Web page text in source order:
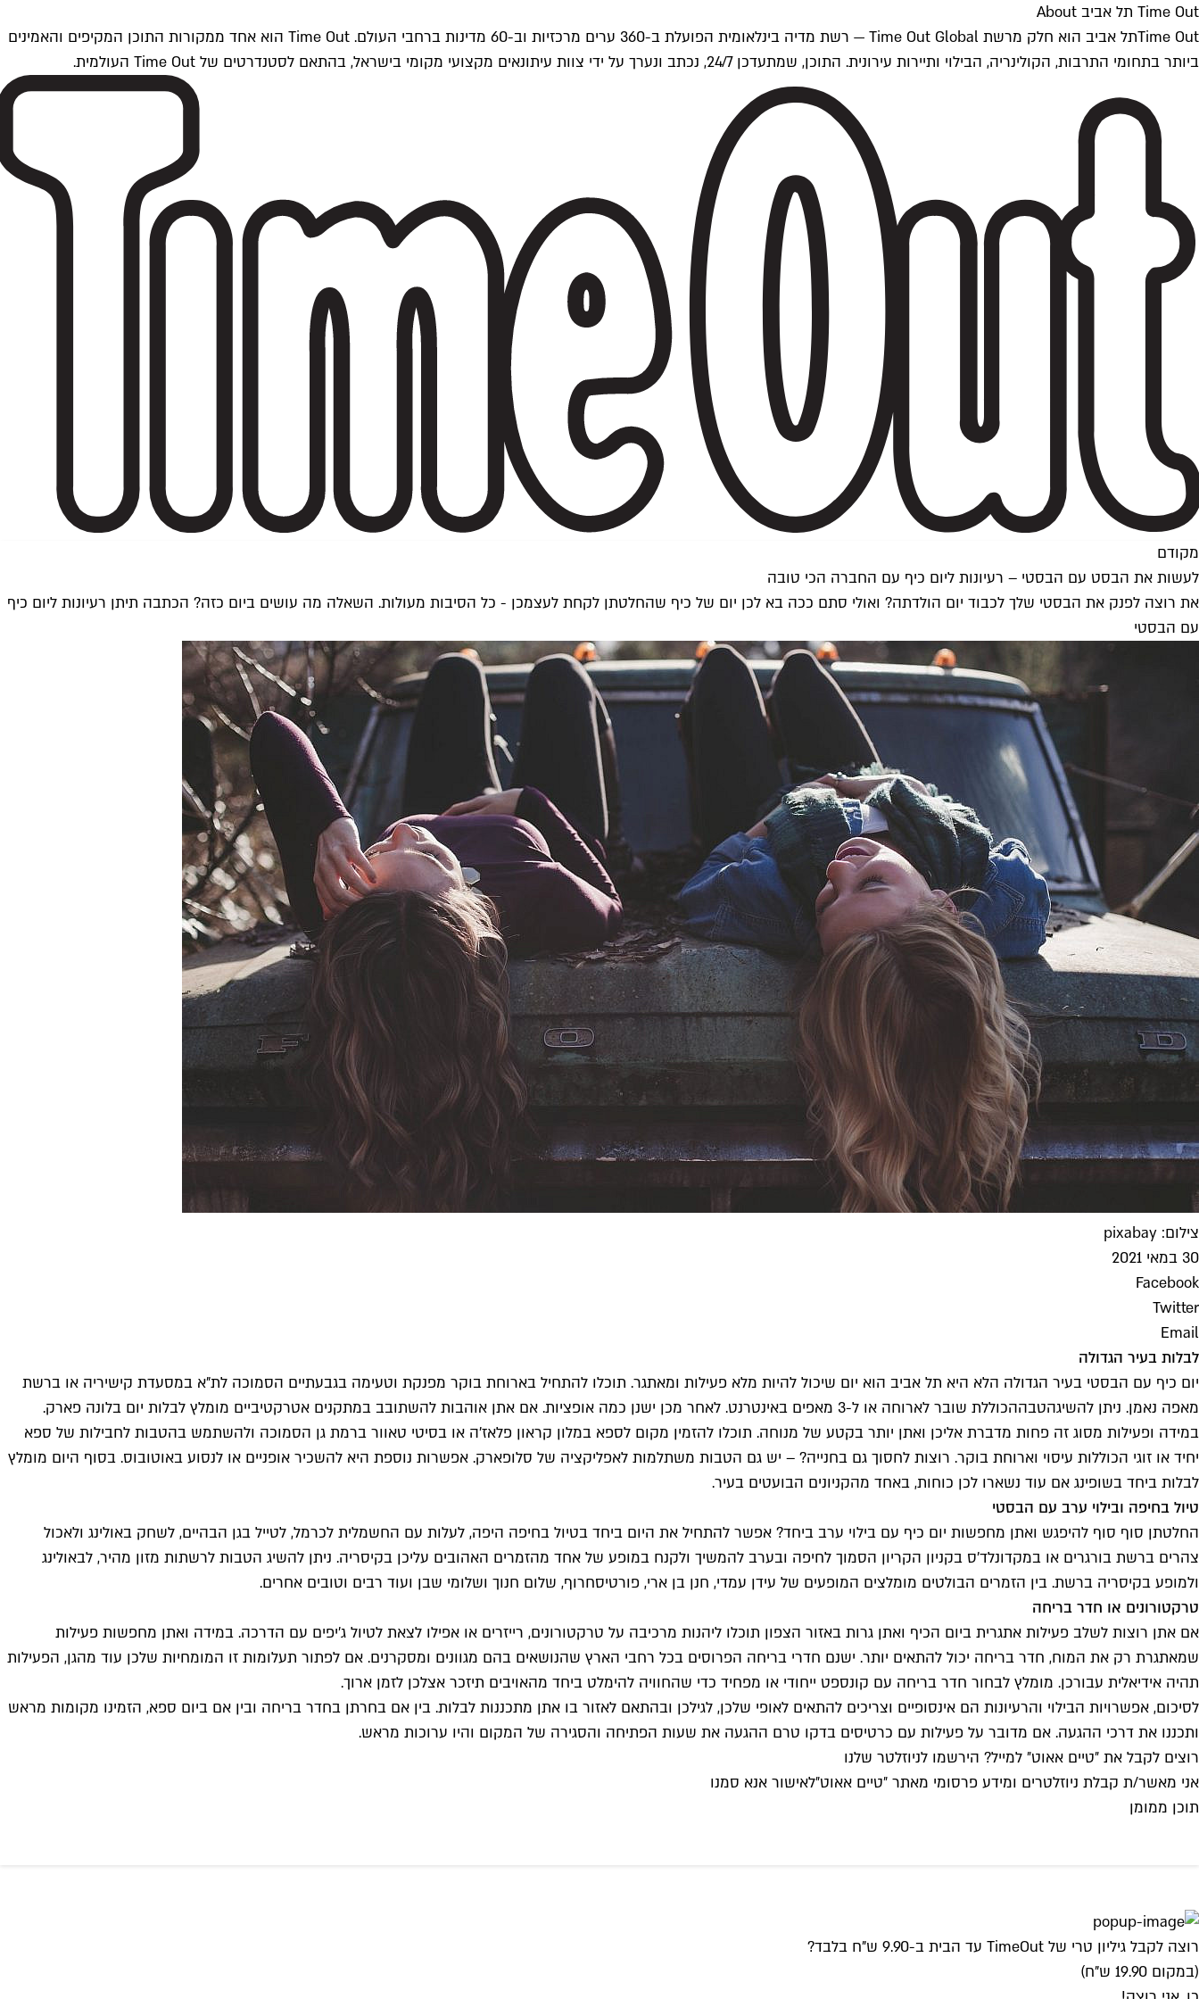
Time Out תל אביב About
Time Outתל אביב הוא חלק מרשת Time Out Global — רשת מדיה בינלאומית הפועלת ב-360 ערים מרכזיות וב-60 מדינות ברחבי העולם. Time Out הוא אחד ממקורות התוכן המקיפים והאמינים
ביותר בתחומי התרבות, הקולינריה, הבילוי ותיירות עירונית. התוכן, שמתעדכן 24/7, נכתב ונערך על ידי צוות עיתונאים מקצועי מקומי בישראל, בהתאם לסטנדרטים של Time Out העולמית.
מקודם
לעשות את הבסט עם הבסטי – רעיונות ליום כיף עם החברה הכי טובה
את רוצה לפנק את הבסטי שלך לכבוד יום הולדתה? ואולי סתם ככה בא לכן יום של כיף שהחלטתן לקחת לעצמכן - כל הסיבות מעולות. השאלה מה עושים ביום כזה? הכתבה תיתן רעיונות ליום כיף
עם הבסטי
צילום: pixabay
30 במאי 2021
Facebook
Twitter
Email
לבלות בעיר הגדולה
יום כיף עם הבסטי בעיר הגדולה הלא היא תל אביב הוא יום שיכול להיות מלא פעילות ומאתגר. תוכלו להתחיל בארוחת בוקר מפנקת וטעימה בגבעתיים הסמוכה לת"א במסעדת קישיריה או ברשת
מאפה נאמן. ניתן להשיגהטבה
הכוללת שובר לארוחה או ל-3 מאפים באינטרנט. לאחר מכן ישנן כמה אופציות. אם אתן אוהבות להשתובב במתקנים אטרקטיביים מומלץ לבלות יום בלונה פארק.
במידה ופעילות מסוג זה פחות מדברת אליכן ואתן יותר בקטע של מנוחה. תוכלו להזמין מקום לספא במלון קראון פלאז'ה או בסיטי טאוור ברמת גן הסמוכה ולהשתמש בהטבות לחבילות של ספא
יחיד או זוגי הכוללות עיסוי וארוחת בוקר. רוצות לחסוך גם בחנייה? – יש גם הטבות משתלמות לאפליקציה של סלופארק. אפשרות נוספת היא להשכיר אופניים או לנסוע באוטובוס. בסוף היום מומלץ
לבלות ביחד בשופינג אם עוד נשארו לכן כוחות, באחד מהקניונים הבועטים בעיר.
טיול בחיפה ובילוי ערב עם הבסטי
החלטתן סוף סוף להיפגש ואתן מחפשות יום כיף עם בילוי ערב ביחד? אפשר להתחיל את היום ביחד בטיול בחיפה היפה, לעלות עם החשמלית לכרמל, לטייל בגן הבהיים, לשחק באולינג ולאכול
צהרים ברשת בורגרים או במקדונלד'ס בקניון הקריון הסמוך לחיפה ובערב להמשיך ולקנח במופע של אחד מהזמרים האהובים עליכן בקיסריה. ניתן להשיג הטבות לרשתות מזון מהיר, לבאולינג
ולמופע בקיסריה ברשת. בין הזמרים הבולטים מומלצים המופעים של עידן עמדי, חנן בן ארי, פורטיסחרוף, שלום חנוך ושלומי שבן ועוד רבים וטובים אחרים.
טרקטורונים או חדר בריחה
אם אתן רוצות לשלב פעילות אתגרית ביום הכיף ואתן גרות באזור הצפון תוכלו ליהנות מרכיבה על טרקטורונים, רייזרים או אפילו לצאת לטיול ג'יפים עם הדרכה. במידה ואתן מחפשות פעילות
שמאתגרת רק את המוח, חדר בריחה יכול להתאים יותר. ישנם חדרי בריחה הפרוסים בכל רחבי הארץ שהנושאים בהם מגוונים ומסקרנים. אם לפתור תעלומות זו המומחיות שלכן עוד מהגן, הפעילות
תהיה אידיאלית עבורכן. מומלץ לבחור חדר בריחה עם קונספט ייחודי או מפחיד כדי שהחוויה להימלט ביחד מהאויבים תיזכר אצלכן לזמן ארוך.
לסיכום, אפשרויות הבילוי והרעיונות הם אינסופיים וצריכים להתאים לאופי שלכן, לגילכן ובהתאם לאזור בו אתן מתכננות לבלות. בין אם בחרתן בחדר בריחה ובין אם ביום ספא, הזמינו מקומות מראש
ותכננו את דרכי ההגעה. אם מדובר על פעילות עם כרטיסים בדקו טרם ההגעה את שעות הפתיחה והסגירה של המקום והיו ערוכות מראש.
רוצים לקבל את ״טיים אאוט״ למייל? הירשמו לניוזלטר שלנו
אני מאשר/ת קבלת ניוזלטרים ומידע פרסומי מאתר ״טיים אאוט״לאישור אנא סמנו
תוכן ממומן
רוצה לקבל גיליון טרי של TimeOut עד הבית ב-9.90 ש"ח בלבד?
(במקום 19.90 ש"ח)